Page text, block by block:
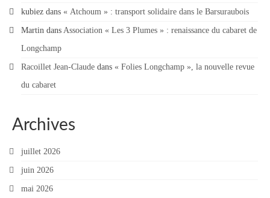
kubiez dans « Atchoum » : transport solidaire dans le Barsuraubois
Martin dans Association « Les 3 Plumes » : renaissance du cabaret de
Longchamp
Racoillet Jean-Claude dans « Folies Longchamp », la nouvelle revue
du cabaret
Archives
juillet 2026
juin 2026
mai 2026